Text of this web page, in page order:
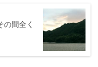
の間全く